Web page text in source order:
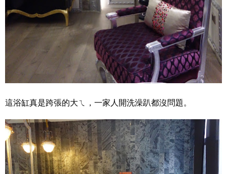
這浴缸真是跨張的大ㄟ，一家人開洗澡趴都沒問題。